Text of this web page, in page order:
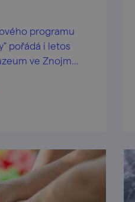
programu
pořádá i letos
ve Znojmě
od 2 let a